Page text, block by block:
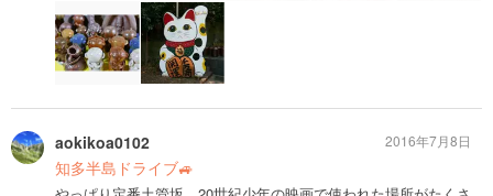
aokikoa0102
知多半島ドライブ🚙
2016年7月8日